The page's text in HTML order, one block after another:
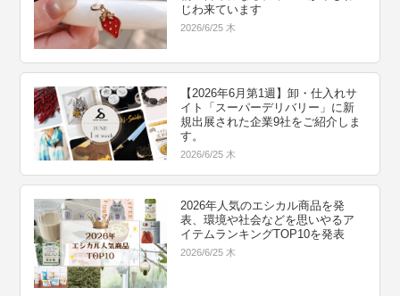
じわ来ています
2026/6/25 木
【2026年6月第1週】卸・仕入れサ
イト「スーパーデリバリー」に新
規出展された企業9社をご紹介しま
す。
2026/6/25 木
2026年人気のエシカル商品を発
表、環境や社会などを思いやるア
イテムランキングTOP10を発表
2026/6/25 木